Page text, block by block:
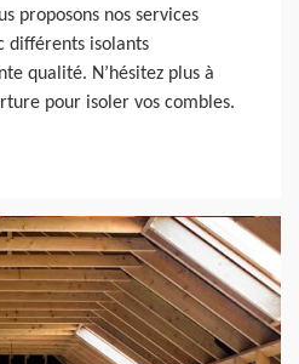
proposons nos services
différents isolants
qualité. N’hésitez plus à
pour isoler vos combles.